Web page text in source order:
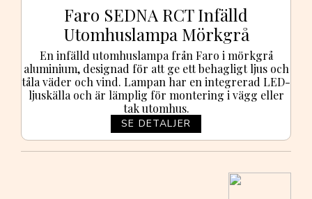
Faro SEDNA RCT Infälld
Utomhuslampa Mörkgrå
En infälld utomhuslampa från Faro i mörkgrå
aluminium, designad för att ge ett behagligt ljus och
tåla väder och vind. Lampan har en integrerad LED-
ljuskälla och är lämplig för montering i vägg eller
tak utomhus.
SE DETALJER